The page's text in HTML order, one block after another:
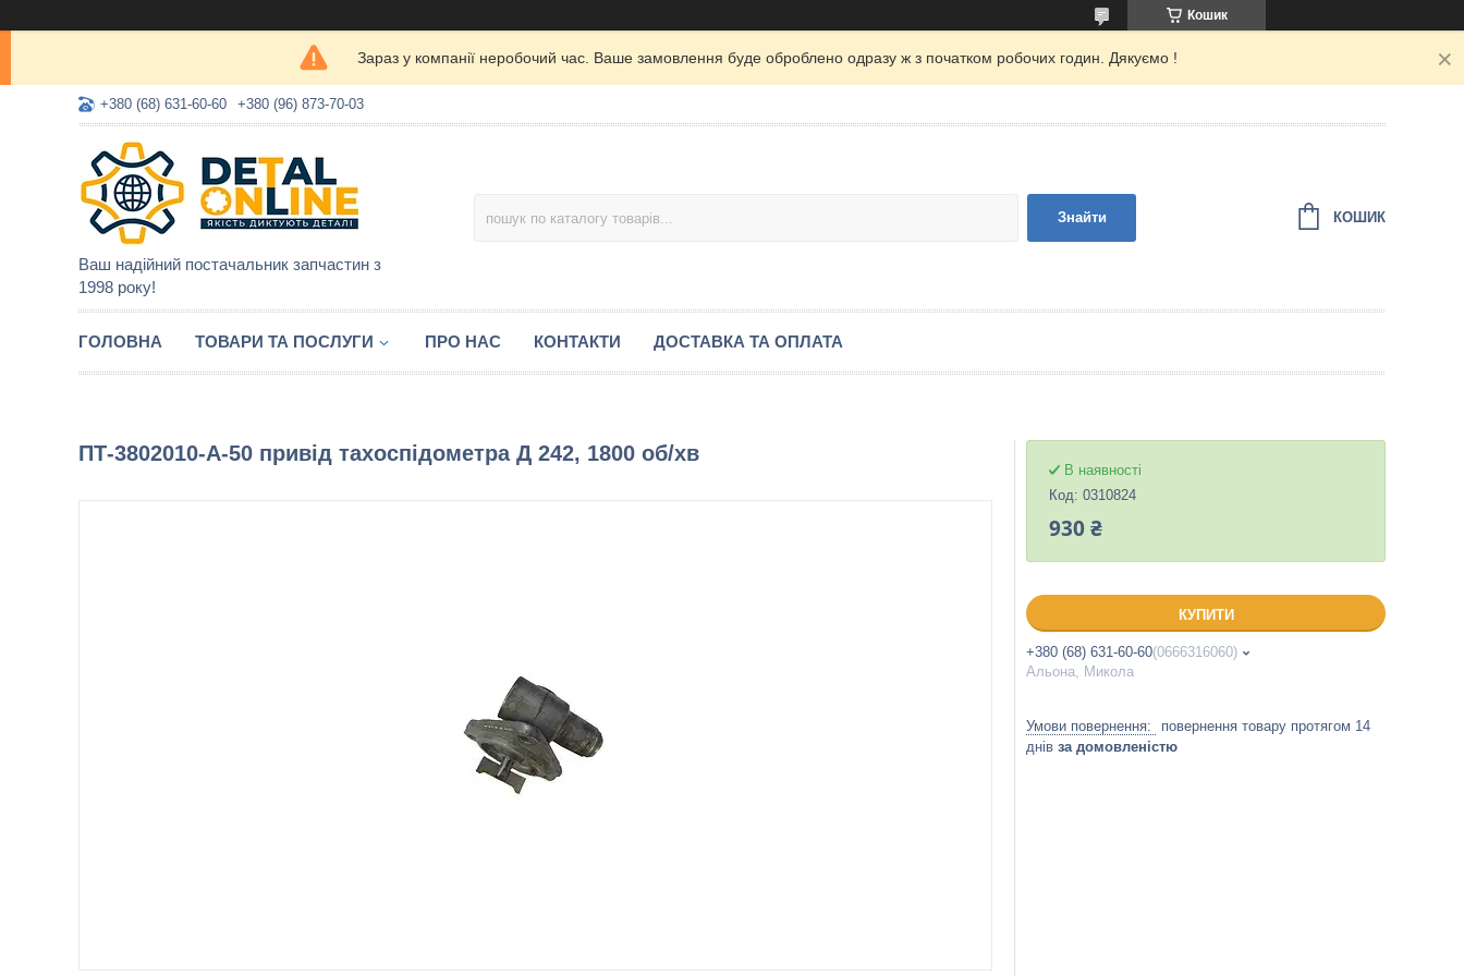
Кошик
Зараз у компанії неробочий час. Ваше замовлення буде оброблено одразу ж з початком робочих годин. Дякуємо !
+380 (68) 631-60-60 +380 (96) 873-70-03
Ваш надійний постачальник запчастин з
1998 року!
Знайти КОШИК
ГОЛОВНА ТОВАРИ ТА ПОСЛУГИ ПРО НАС КОНТАКТИ ДОСТАВКА ТА ОПЛАТА
ПТ-3802010-А-50 привід тахоспідометра Д 242, 1800 об/хв
В наявності
Код: 0310824
930 ₴
КУПИТИ
+380 (68) 631-60-60 0666316060
Альона, Микола
повернення товару протягом 14
днів за домовленістю